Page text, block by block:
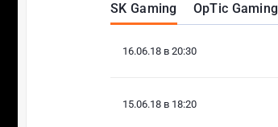
SK Gaming OpTic Gaming
16.06.18 в 20:30
15.06.18 в 18:20